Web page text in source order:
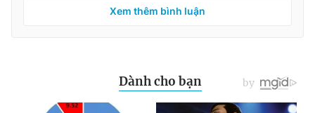
Phó tổng biên tập: Trần Việt Hưng
chép dưới mọi hình thức nếu không có sự chấp thuận bằng văn
bản. Phát triển bởi ePi Technologies, JSC.
Xem thêm bình luận